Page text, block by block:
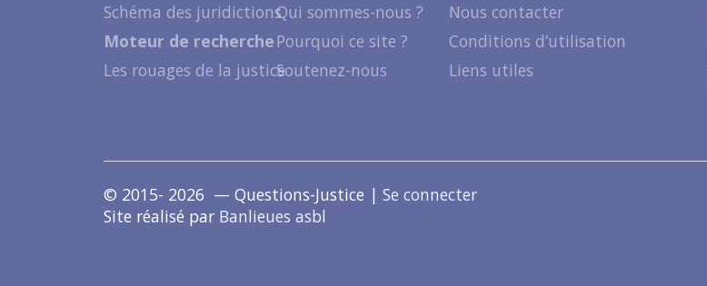
Schéma des juridictions
Moteur de recherche
Les rouages de la justice
Qui sommes-nous ?
Pourquoi ce site ?
Soutenez-nous
Nous contacter
Conditions d’utilisation
Liens utiles
© 2015- 2026 — Questions-Justice | Se connecter
Site réalisé par Banlieues asbl